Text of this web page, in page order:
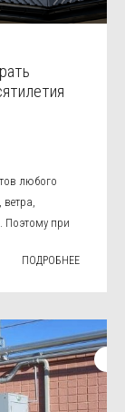
любого
Поэтому при
ПОДРОБНЕЕ